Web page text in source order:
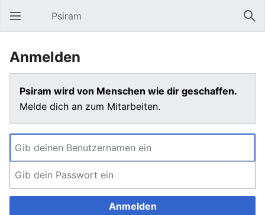
Hauptmenü öffnen Psiram
Anmelden
Psiram wird von Menschen wie dir geschaffen.
Melde dich an zum Mitarbeiten.
Anmelden